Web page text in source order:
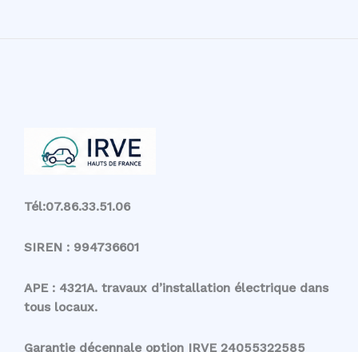
Tél:07.86.33.51.06
SIREN : 994736601
APE : 4321A. travaux d’installation électrique dans
tous locaux.
Garantie décennale option IRVE 24055322585